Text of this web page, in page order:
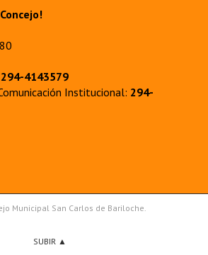
294-4143579
Institucional: 294-
Municipal San Carlos de Bariloche.
SUBIR ▲